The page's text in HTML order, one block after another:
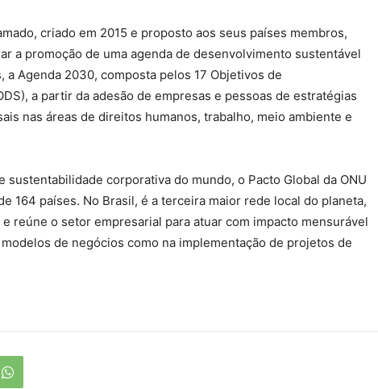
criado em 2015 e proposto aos seus países membros,
a promoção de uma agenda de desenvolvimento sustentável
a Agenda 2030, composta pelos 17 Objetivos de
a partir da adesão de empresas e pessoas de estratégias
nas áreas de direitos humanos, trabalho, meio ambiente e
sustentabilidade corporativa do mundo, o Pacto Global da ONU
164 países. No Brasil, é a terceira maior rede local do planeta,
reúne o setor empresarial para atuar com impacto mensurável
de negócios como na implementação de projetos de